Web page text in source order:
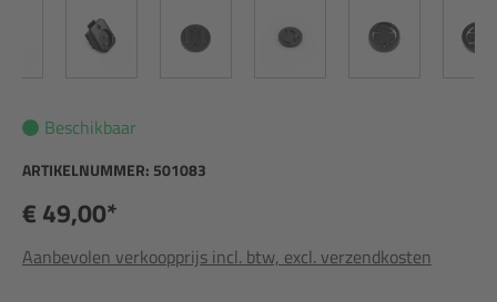
Beschikbaar
ARTIKELNUMMER: 501083
€ 49,00*
Aanbevolen verkoopprijs incl. btw, excl. verzendkosten